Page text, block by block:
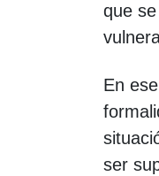
que
En
ser